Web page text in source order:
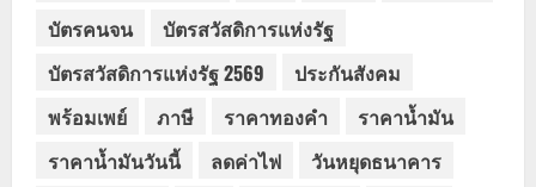
บัตรคนจน
บัตรสวัสดิการแห่งรัฐ
บัตรสวัสดิการแห่งรัฐ 2569
ประกันสังคม
พร้อมเพย์
ภาษี ราคาทองคำ
ราคาน้ำมัน
ราคาน้ำมันวันนี้
ลดค่าไฟ
วันหยุดธนาคาร